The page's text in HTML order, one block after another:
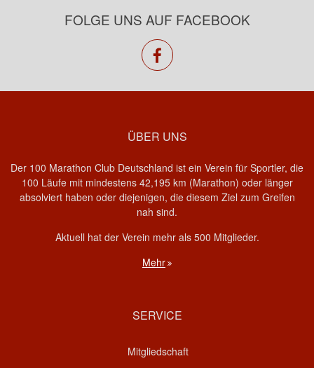
FOLGE UNS AUF FACEBOOK
facebook
ÜBER UNS
Der 100 Marathon Club Deutschland ist ein Verein für Sportler, die
100 Läufe mit mindestens 42,195 km (Marathon) oder länger
absolviert haben oder diejenigen, die diesem Ziel zum Greifen
nah sind.
Aktuell hat der Verein mehr als 500 Mitglieder.
Mehr
SERVICE
Mitgliedschaft